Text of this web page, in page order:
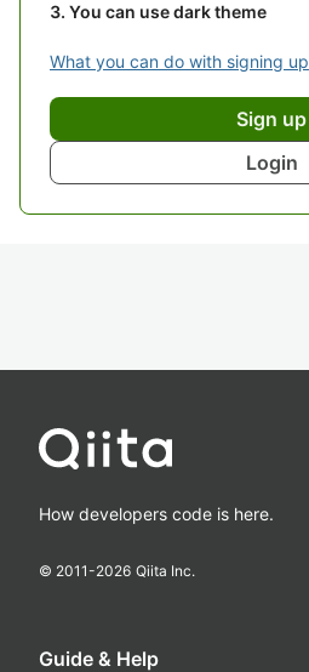
You can use dark theme
What you can do with signing up
Sign up
Login
How developers code is here.
© 2011-2026 Qiita Inc.
Guide & Help